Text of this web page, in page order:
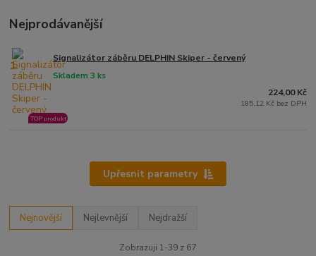
Nejprodávanější
1. Signalizátor záběru DELPHIN Skiper - červený
Skladem 3 ks
TOP produkt
224,00 Kč
185,12 Kč bez DPH
Upřesnit parametry
Nejnovější Nejlevnější Nejdražší
Zobrazuji 1-39 z 67